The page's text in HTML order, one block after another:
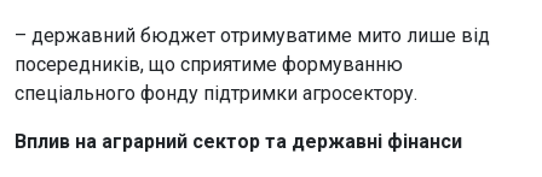
– державний бюджет отримуватиме мито лише від
посередників, що сприятиме формуванню
спеціального фонду підтримки агросектору.
Вплив на аграрний сектор та державні фінанси